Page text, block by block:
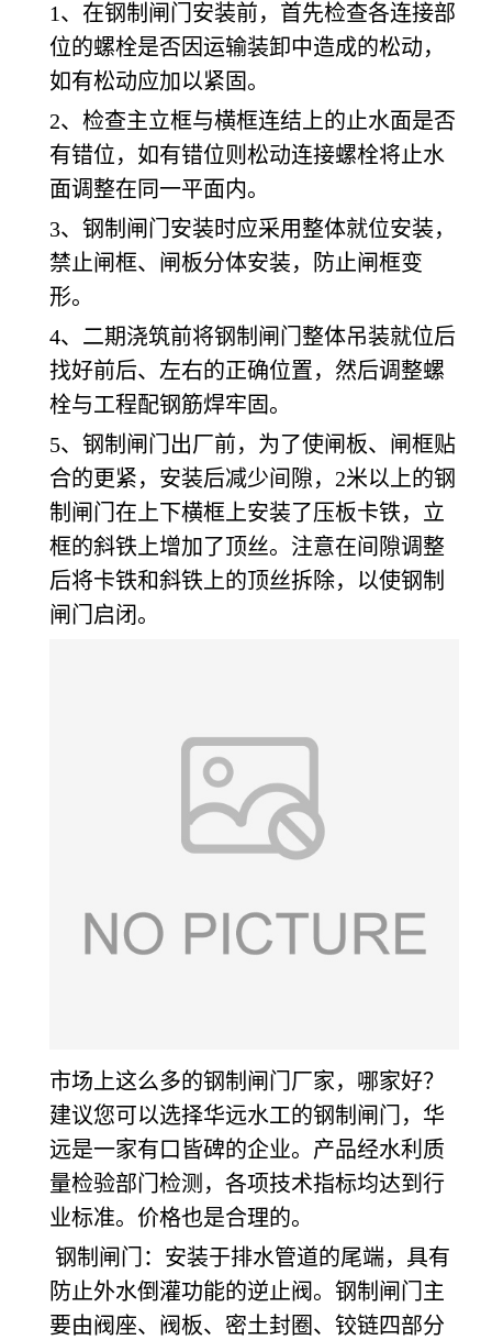
1、在钢制闸门安装前，首先检查各连接部
位的螺栓是否因运输装卸中造成的松动，
如有松动应加以紧固。
2、检查主立框与横框连结上的止水面是否
有错位，如有错位则松动连接螺栓将止水
面调整在同一平面内。
3、钢制闸门安装时应采用整体就位安装，
禁止闸框、闸板分体安装，防止闸框变
形。
4、二期浇筑前将钢制闸门整体吊装就位后
找好前后、左右的正确位置，然后调整螺
栓与工程配钢筋焊牢固。
5、钢制闸门出厂前，为了使闸板、闸框贴
合的更紧，安装后减少间隙，2米以上的钢
制闸门在上下横框上安装了压板卡铁，立
框的斜铁上增加了顶丝。注意在间隙调整
后将卡铁和斜铁上的顶丝拆除，以使钢制
闸门启闭。
市场上这么多的钢制闸门厂家，哪家好？
建议您可以选择华远水工的钢制闸门，华
远是一家有口皆碑的企业。产品经水利质
量检验部门检测，各项技术指标均达到行
业标准。价格也是合理的。
钢制闸门：安装于排水管道的尾端，具有
防止外水倒灌功能的逆止阀。钢制闸门主
要由阀座、阀板、密土封圈、铰链四部分